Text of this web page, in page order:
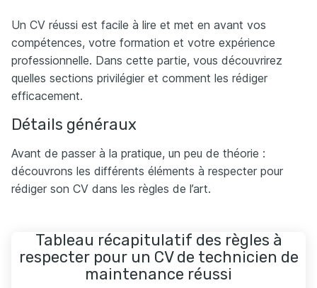
Un CV réussi est facile à lire et met en avant vos
compétences, votre formation et votre expérience
professionnelle. Dans cette partie, vous découvrirez
quelles sections privilégier et comment les rédiger
efficacement.
Détails généraux
Avant de passer à la pratique, un peu de théorie :
découvrons les différents éléments à respecter pour
rédiger son CV dans les règles de l’art.
Tableau récapitulatif des règles à
respecter pour un CV de technicien de
maintenance réussi